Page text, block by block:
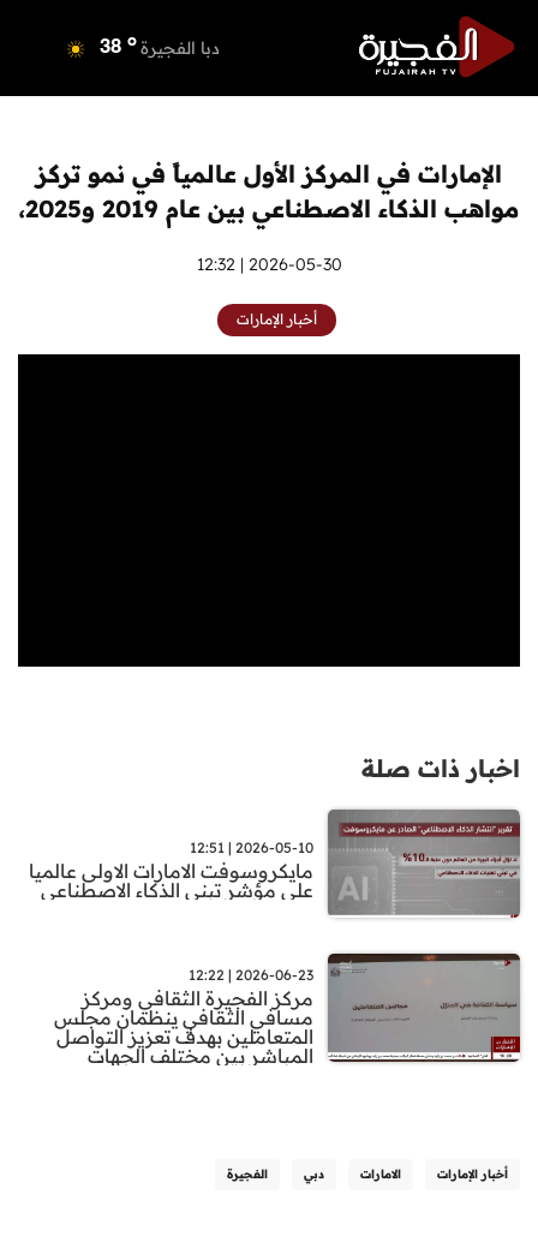
دبا الفجيرة 38 o
أم القيوين o
راس الخيمة o
الفجيرة
الإمارات في المركز الأول عالمياً في نمو تركز
مواهب الذكاء الاصطناعي بين عام 2019 و2025،
2026-05-30 | 12:32
أخبار الإمارات
اخبار ذات صلة
2026-05-10 | 12:51
مايكروسوفت الامارات الاولى عالميا
على مؤشر تبني الذكاء الاصطناعي
2026-06-23 | 12:22
مركز الفجيرة الثقافي ومركز
مسافي الثقافي ينظمان مجلس
المتعاملين بهدف تعزيز التواصل
المباشر بين مختلف الجهات
أخبار الإمارات الامارات دبي الفجيرة